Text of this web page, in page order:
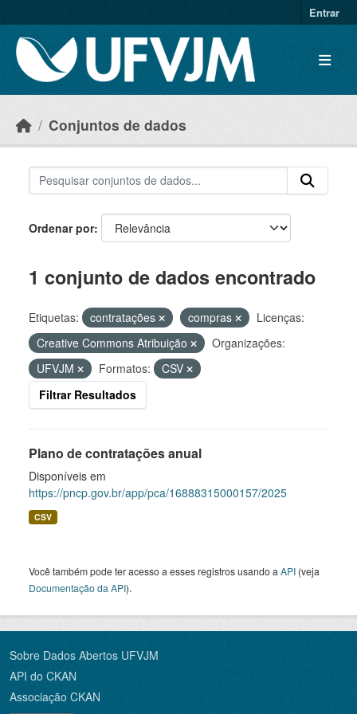
Entrar
Conjuntos de dados
Ordenar por
1 conjunto de dados encontrado
Etiquetas: contratações compras
Licenças:
Creative Commons Atribuição
Organizações:
UFVJM
Formatos:
CSV
Filtrar Resultados
Plano de contratações anual
Disponíveis em
https://pncp.gov.br/app/pca/16888315000157/2025
CSV
Você também pode ter acesso a esses registros usando a API (veja
Documentação da API).
Sobre Dados Abertos UFVJM
API do CKAN
Associação CKAN